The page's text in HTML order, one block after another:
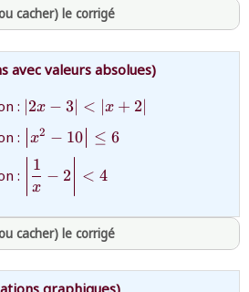
cacher) le corrigé
active sur mathprepa
libres
site
avec valeurs absolues)
: {\left|2x-
3\right|\lt
\left|x+2\right|}
∣2x − 3∣ < ∣x + 2∣
: {\left|x^2-
10\right|\le
6}
x2 − 10 ≤ 6
:
{\left|\dfrac{1}
{x}-2\right|\lt
x
1
− 2 < 4
cacher) le corrigé
active sur mathprepa
graphiques)